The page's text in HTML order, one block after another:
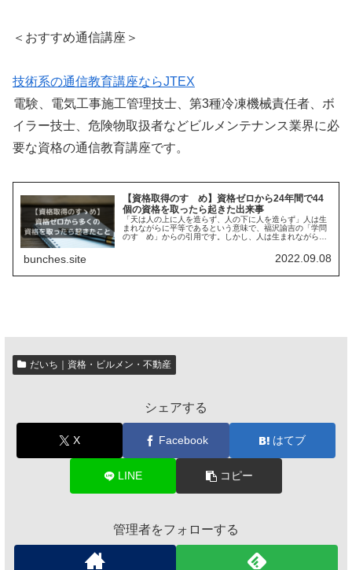
＜おすすめ通信講座＞
技術系の通信教育講座ならJTEX
電験、電気工事施工管理技士、第3種冷凍機械責任者、ボ
イラー技士、危険物取扱者などビルメンテナンス業界に必
要な資格の通信教育講座です。
【資格取得のすゝめ】資格ゼロから24年間で44
個の資格を取ったら起きた出来事
「天は人の上に人を造らず、人の下に人を造らず」人は生
まれながらに平等であるという意味で、福沢諭吉の「学問
のすゝめ」からの引用です。しかし、人は生まれながらに
bunches.site 2022.09.08
だいち｜資格・ビルメン・不動産
シェアする
X Facebook はてブ
LINE コピー
管理者をフォローする